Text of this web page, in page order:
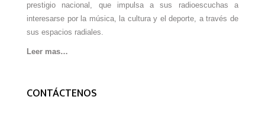
prestigio nacional, que impulsa a sus radioescuchas a
interesarse por la música, la cultura y el deporte, a través de
sus espacios radiales.
Leer mas…
CONTÁCTENOS